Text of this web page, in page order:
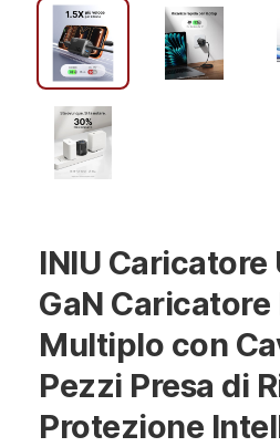
INIU Caricatore
GaN Caricatore
Multiplo con
Pezzi Presa di
Protezione